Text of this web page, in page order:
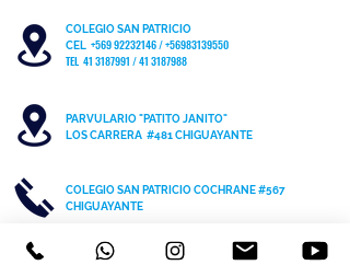
COLEGIO SAN PATRICIO
CEL +569 92232146/+56983139550
TEL 41 3187991 / 41 3187988
PARVULARIO "PATITO JANITO"
LOS CARRERA #481 CHIGUAYANTE
COLEGIO SAN PATRICIO COCHRANE #567
CHIGUAYANTE
PARVULARIO "PATITO JANITO"